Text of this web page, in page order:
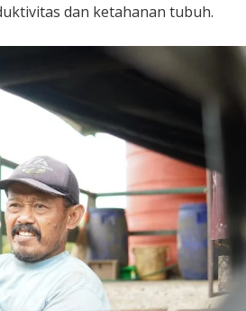
dan ketahanan tubuh.